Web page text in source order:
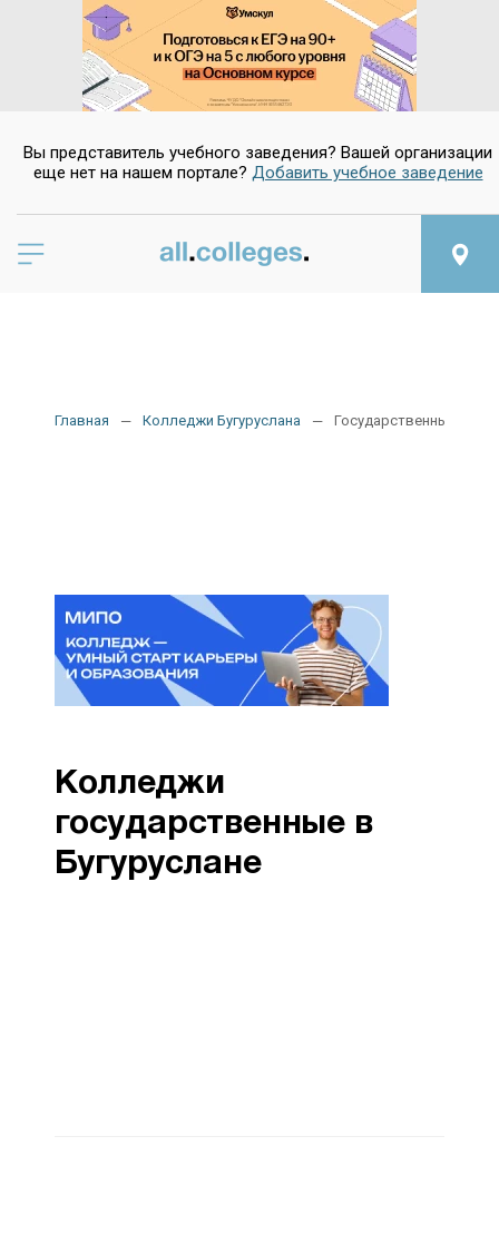
Вы представитель учебного заведения? Вашей организации
еще нет на нашем портале? Добавить учебное заведение
Главная Колледжи Бугуруслана Государственные
Колледжи
государственные в
Бугуруслане